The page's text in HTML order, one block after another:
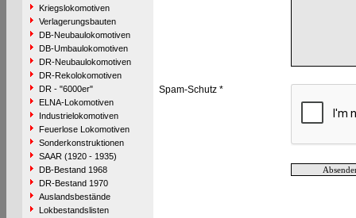
Kriegslokomotiven
Verlagerungsbauten
DB-Neubaulokomotiven
DB-Umbaulokomotiven
DR-Neubaulokomotiven
DR-Rekolokomotiven
DR - "6000er"
ELNA-Lokomotiven
Industrielokomotiven
Feuerlose Lokomotiven
Sonderkonstruktionen
SAAR (1920 - 1935)
DB-Bestand 1968
DR-Bestand 1970
Auslandsbestände
Lokbestandslisten
Spam-Schutz *